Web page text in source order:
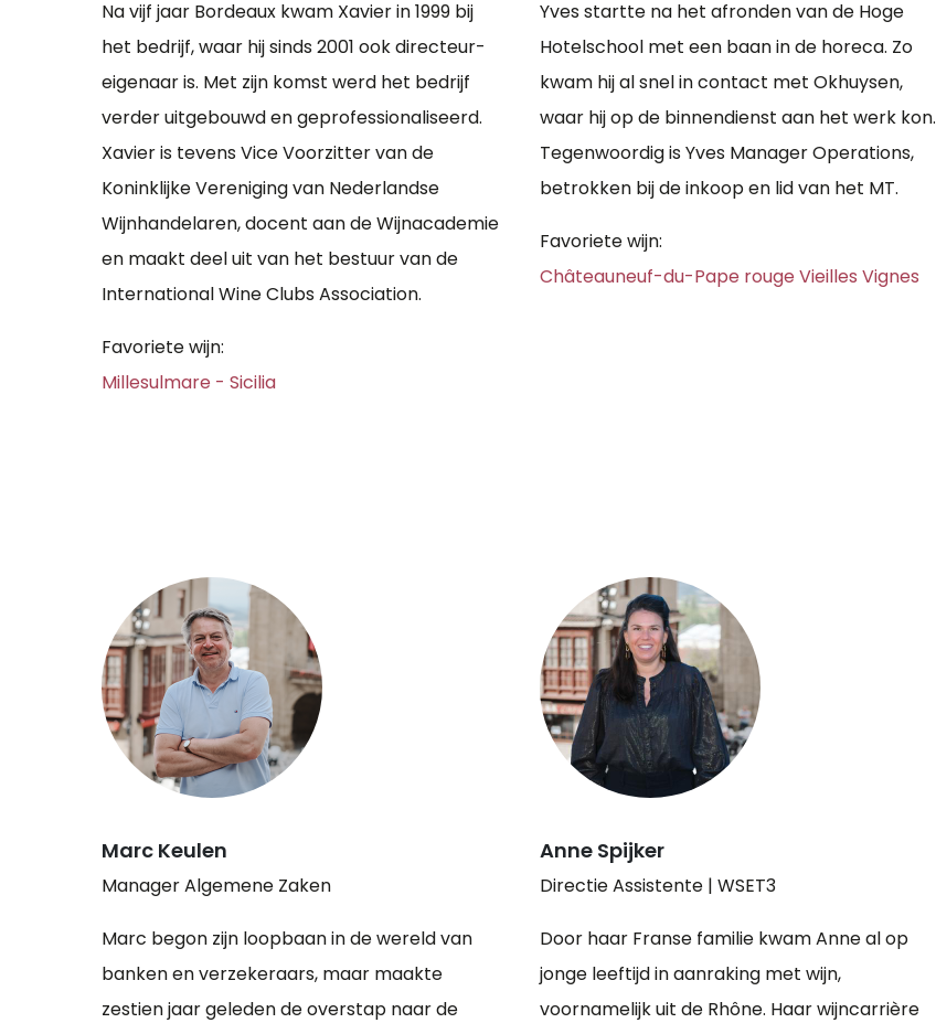
Na vijf jaar Bordeaux kwam Xavier in 1999 bij
het bedrijf, waar hij sinds 2001 ook directeur-
eigenaar is. Met zijn komst werd het bedrijf
verder uitgebouwd en geprofessionaliseerd.
Xavier is tevens Vice Voorzitter van de
Koninklijke Vereniging van Nederlandse
Wijnhandelaren, docent aan de Wijnacademie
en maakt deel uit van het bestuur van de
International Wine Clubs Association.
Favoriete wijn:
Millesulmare - Sicilia
Yves startte na het afronden van de Hoge
Hotelschool met een baan in de horeca. Zo
kwam hij al snel in contact met Okhuysen,
waar hij op de binnendienst aan het werk kon.
Tegenwoordig is Yves Manager Operations,
betrokken bij de inkoop en lid van het MT.
Favoriete wijn:
Châteauneuf-du-Pape rouge Vieilles Vignes
Marc Keulen
Manager Algemene Zaken
Marc begon zijn loopbaan in de wereld van
banken en verzekeraars, maar maakte
zestien jaar geleden de overstap naar de
Anne Spijker
Directie Assistente | WSET3
Door haar Franse familie kwam Anne al op
jonge leeftijd in aanraking met wijn,
voornamelijk uit de Rhône. Haar wijncarrière